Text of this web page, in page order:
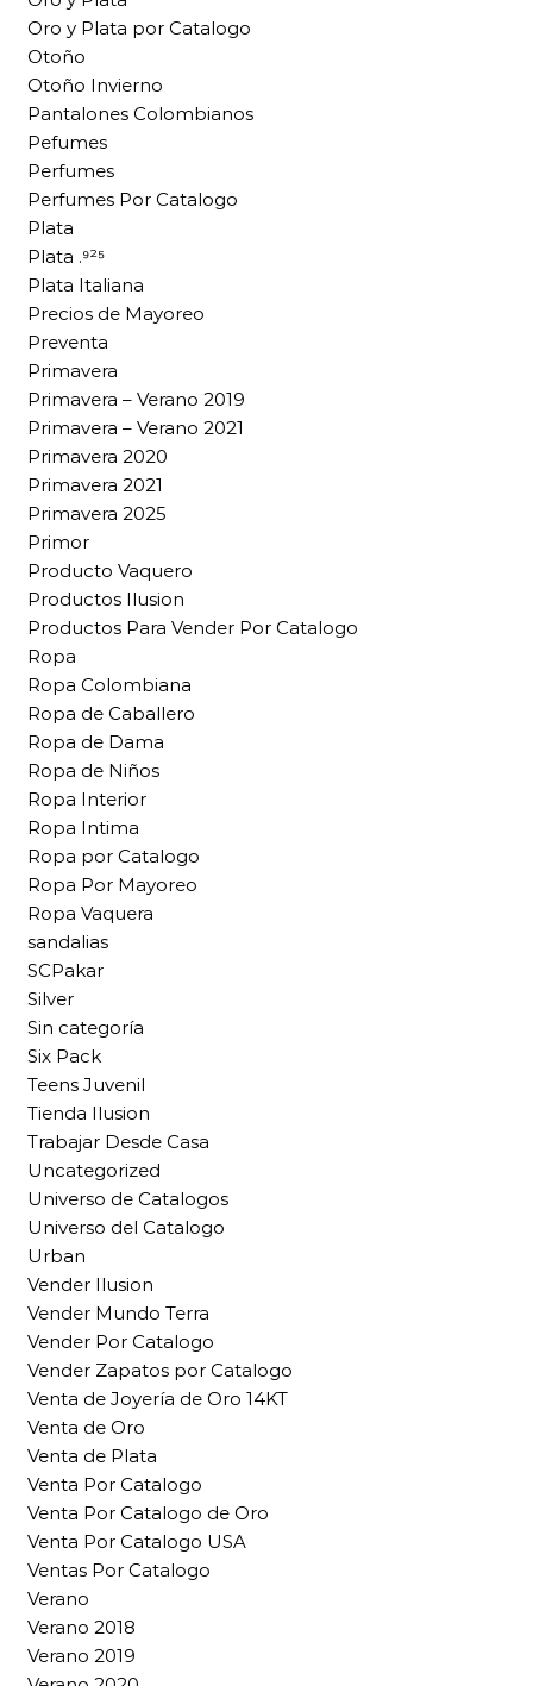
Oro y Plata por Catalogo
Otoño
Otoño Invierno
Pantalones Colombianos
Pefumes
Perfumes
Perfumes Por Catalogo
Plata
Plata .⁹²⁵
Plata Italiana
Precios de Mayoreo
Preventa
Primavera
Primavera – Verano 2019
Primavera – Verano 2021
Primavera 2020
Primavera 2021
Primavera 2025
Primor
Producto Vaquero
Productos Ilusion
Productos Para Vender Por Catalogo
Ropa
Ropa Colombiana
Ropa de Caballero
Ropa de Dama
Ropa de Niños
Ropa Interior
Ropa Intima
Ropa por Catalogo
Ropa Por Mayoreo
Ropa Vaquera
sandalias
SCPakar
Silver
Sin categoría
Six Pack
Teens Juvenil
Tienda Ilusion
Trabajar Desde Casa
Uncategorized
Universo de Catalogos
Universo del Catalogo
Urban
Vender Ilusion
Vender Mundo Terra
Vender Por Catalogo
Vender Zapatos por Catalogo
Venta de Joyería de Oro 14KT
Venta de Oro
Venta de Plata
Venta Por Catalogo
Venta Por Catalogo de Oro
Venta Por Catalogo USA
Ventas Por Catalogo
Verano
Verano 2018
Verano 2019